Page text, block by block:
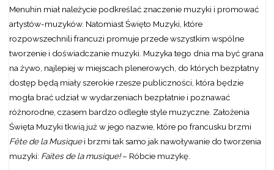
Menuhin miał należycie podkreślać znaczenie muzyki i promować
artystów-muzyków. Natomiast Święto Muzyki, które
rozpowszechnili francuzi promuje przede wszystkim wspólne
tworzenie i doświadczanie muzyki. Muzyka tego dnia ma być grana
na żywo, najlepiej w miejscach plenerowych, do których bezpłatny
dostęp będą miały szerokie rzesze publiczności, która będzie
mogła brać udział w wydarzeniach bezpłatnie i poznawać
różnorodne, czasem bardzo odległe style muzyczne. Założenia
Święta Muzyki tkwią już w jego nazwie, które po francusku brzmi
Fête de la Musiquei brzmi tak samo jak nawoływanie do tworzenia
muzyki: Faites de la musique!– Róbcie muzykę.